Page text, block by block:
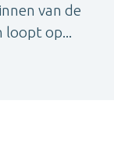
van de
loopt op...